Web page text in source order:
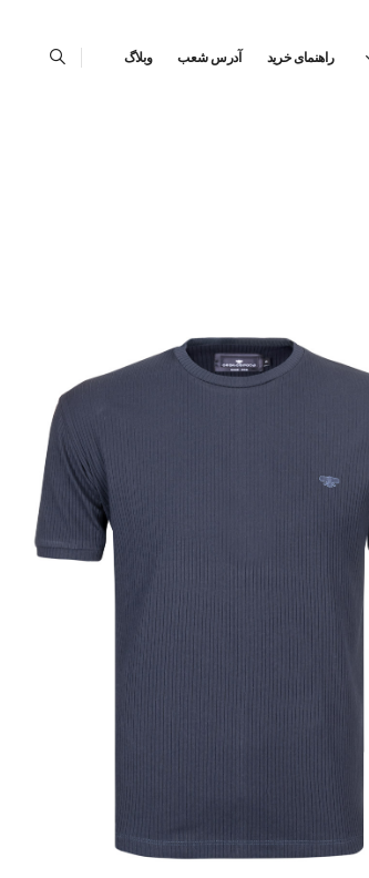
راهنمای خرید آدرس شعب وبلاگ